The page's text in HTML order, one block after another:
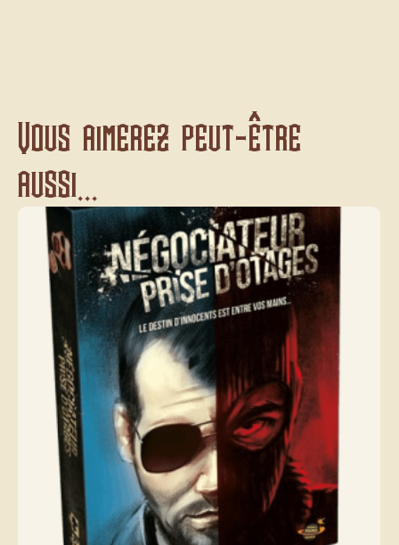
Vous aimerez peut-être
aussi...